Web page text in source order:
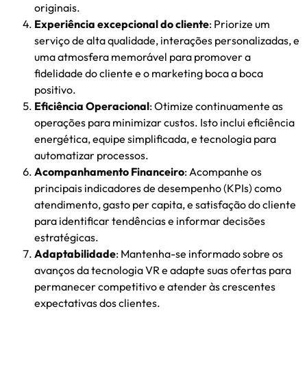
originais.
Experiência excepcional do cliente: Priorize um
serviço de alta qualidade, interações personalizadas, e
uma atmosfera memorável para promover a
fidelidade do cliente e o marketing boca a boca
positivo.
Eficiência Operacional: Otimize continuamente as
operações para minimizar custos. Isto inclui eficiência
energética, equipe simplificada, e tecnologia para
automatizar processos.
Acompanhamento Financeiro: Acompanhe os
principais indicadores de desempenho (KPIs) como
atendimento, gasto per capita, e satisfação do cliente
para identificar tendências e informar decisões
estratégicas.
Adaptabilidade: Mantenha-se informado sobre os
avanços da tecnologia VR e adapte suas ofertas para
permanecer competitivo e atender às crescentes
expectativas dos clientes.